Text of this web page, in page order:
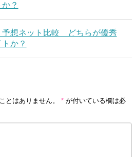
？
予想ネット比較 どちらが優秀
か？
とはありません。 * が付いている欄は必